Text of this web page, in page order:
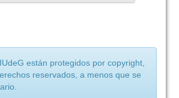
están protegidos por copyright,
reservados, a menos que se